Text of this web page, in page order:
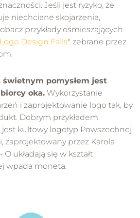
Jeśli jest ryzyko, że
niechciane skojarzenia,
przykłady ośmieszających
Design Fails" zebrane przez
pomysłem jest
oka. Wykorzystanie
i zaprojektowanie logo tak, by
Dobrym przykładem
kultowy logotyp Powszechnej
zaprojektowany przez Karola
O układają się w kształt
wpada moneta.